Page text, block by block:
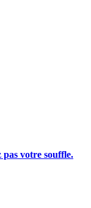
pas votre souffle.